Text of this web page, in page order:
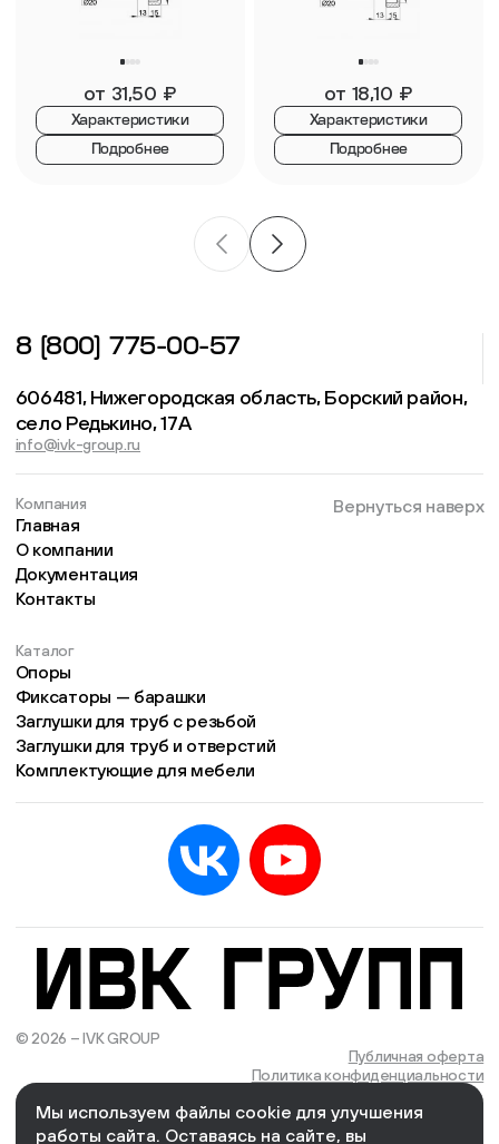
от 31,50 ₽
Характеристики
Подробнее
от 18,10 ₽
Характеристики
Подробнее
8 (800) 775-00-57
606481, Нижегородская область, Борский район,
село Редькино, 17А
info@ivk-group.ru
Компания
Главная
О компании
Документация
Контакты
Каталог
Опоры
Фиксаторы — барашки
Заглушки для труб с резьбой
Заглушки для труб и отверстий
Комплектующие для мебели
Вернуться наверх
© 2026 – IVK GROUP
Публичная оферта
Политика конфиденциальности
Cоздано и поддерживается в компании We Wizards
Мы используем файлы cookie для улучшения
работы сайта. Оставаясь на сайте, вы
Есть учётная запись? Войти